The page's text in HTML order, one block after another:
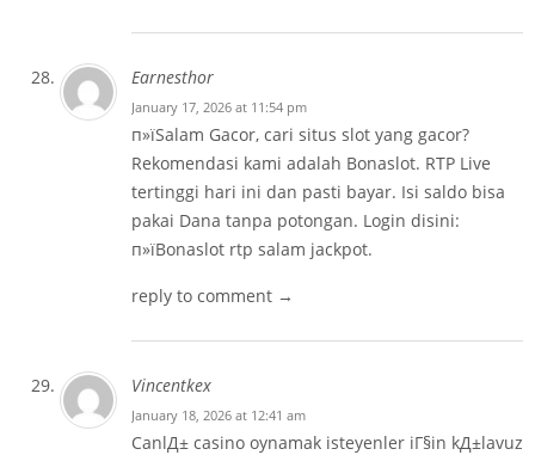
Earnesthor
January 17, 2026 at 11:54 pm
п»їSalam Gacor, cari situs slot yang gacor?
Rekomendasi kami adalah Bonaslot. RTP Live
tertinggi hari ini dan pasti bayar. Isi saldo bisa
pakai Dana tanpa potongan. Login disini:
п»їBonaslot rtp salam jackpot.
reply to comment →
Vincentkex
January 18, 2026 at 12:41 am
CanlД± casino oynamak isteyenler iГ§in kД±lavuz